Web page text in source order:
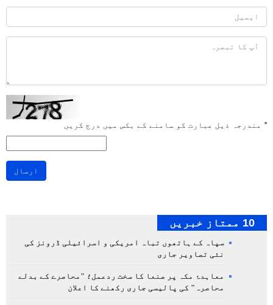
* مندرجہ ذیل عبارت کو سامنے کے بکس میں درج کریں
ارسال
10 ممتاز خبریں
سپاہ کے ہاتھوں تباہ امریکی و اسرائیلی ڈرونز کی
نئی تصاویر جاری
معاہدۂ مکہ پر صنعا کا سخت ردعمل؛ "محاصرے کے بدلے
محاصرہ" کی پالیسی جاری رکھنے کا اعلان